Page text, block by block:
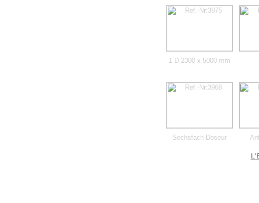
1 D 2300 x 5000 mm
Sechsfach Doseur